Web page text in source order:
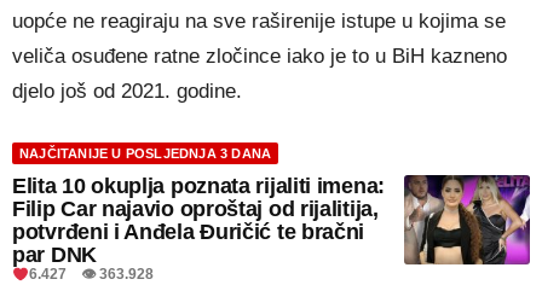
uopće ne reagiraju na sve raširenije istupe u kojima se
veliča osuđene ratne zločince iako je to u BiH kazneno
djelo još od 2021. godine.
NAJČITANIJE U POSLJEDNJA 3 DANA
Elita 10 okuplja poznata rijaliti imena:
Filip Car najavio oproštaj od rijalitija,
potvrđeni i Anđela Đuričić te bračni
par DNK
6.427 👁 363.928